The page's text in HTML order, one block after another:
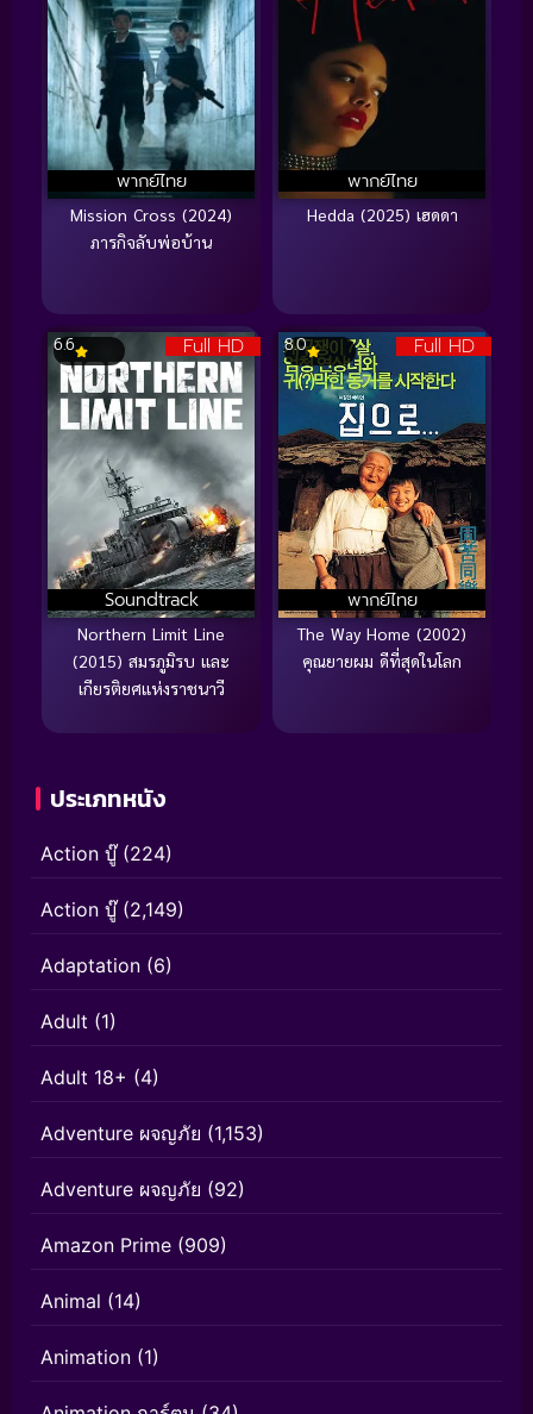
พากย์ไทย
Mission Cross (2024)
ภารกิจลับพ่อบ้าน
พากย์ไทย
Hedda (2025) เฮดดา
Full HD
Soundtrack
6.6
Northern Limit Line
(2015) สมรภูมิรบ และ
เกียรติยศแห่งราชนาวี
Full HD
พากย์ไทย
8.0
The Way Home (2002)
คุณยายผม ดีที่สุดในโลก
ประเภทหนัง
Action บู๊(224)
Action บู๊(2,149)
Adaptation (6)
Adult (1)
Adult 18+ (4)
Adventure ผจญภัย (1,153)
Adventure ผจญภัย (92)
Amazon Prime (909)
Animal (14)
Animation (1)